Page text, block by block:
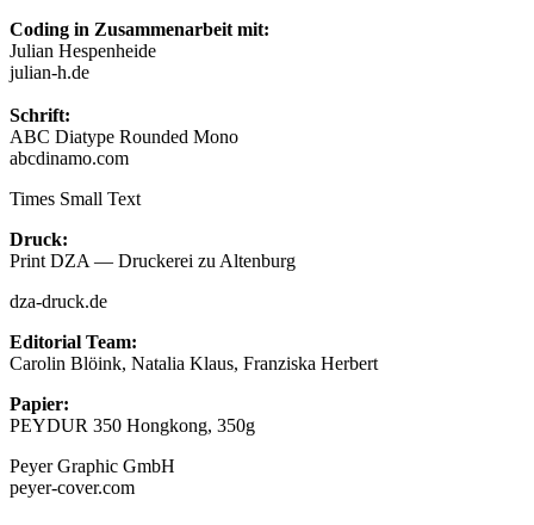
Coding in Zusammenarbeit mit:
Julian Hespenheide
julian-h.de
Schrift:
ABC Diatype Rounded Mono
abcdinamo.com
Times Small Text
Druck:
Print DZA — Druckerei zu Altenburg
dza-druck.de
Editorial Team:
Carolin Blöink, Natalia Klaus, Franziska Herbert
Papier:
PEYDUR 350 Hongkong, 350g
Peyer Graphic GmbH
peyer-cover.com